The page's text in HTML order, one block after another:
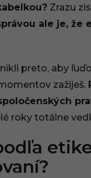
Zrazu
ale je,
preto, aby
zažiješ.
roky totálne